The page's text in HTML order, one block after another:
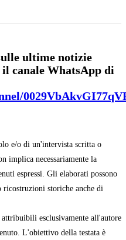
ultime notizie
canale WhatsApp di
e/o di un'intervista scritta o
implica necessariamente la
espressi. Gli elaborati possono
storiche anche di
esclusivamente all'autore
L'obiettivo della testata è